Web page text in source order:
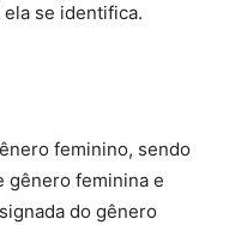
se identifica.
feminino, sendo
gênero feminina e
do gênero